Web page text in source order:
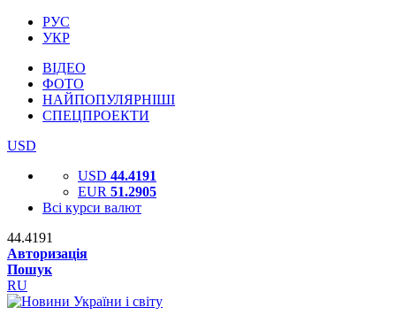
РУС
УКР
ВІДЕО
ФОТО
НАЙПОПУЛЯРНІШІ
СПЕЦПРОЕКТИ
USD
USD 44.4191
EUR 51.2905
Всі курси валют
44.4191
Авторизація
Пошук
RU